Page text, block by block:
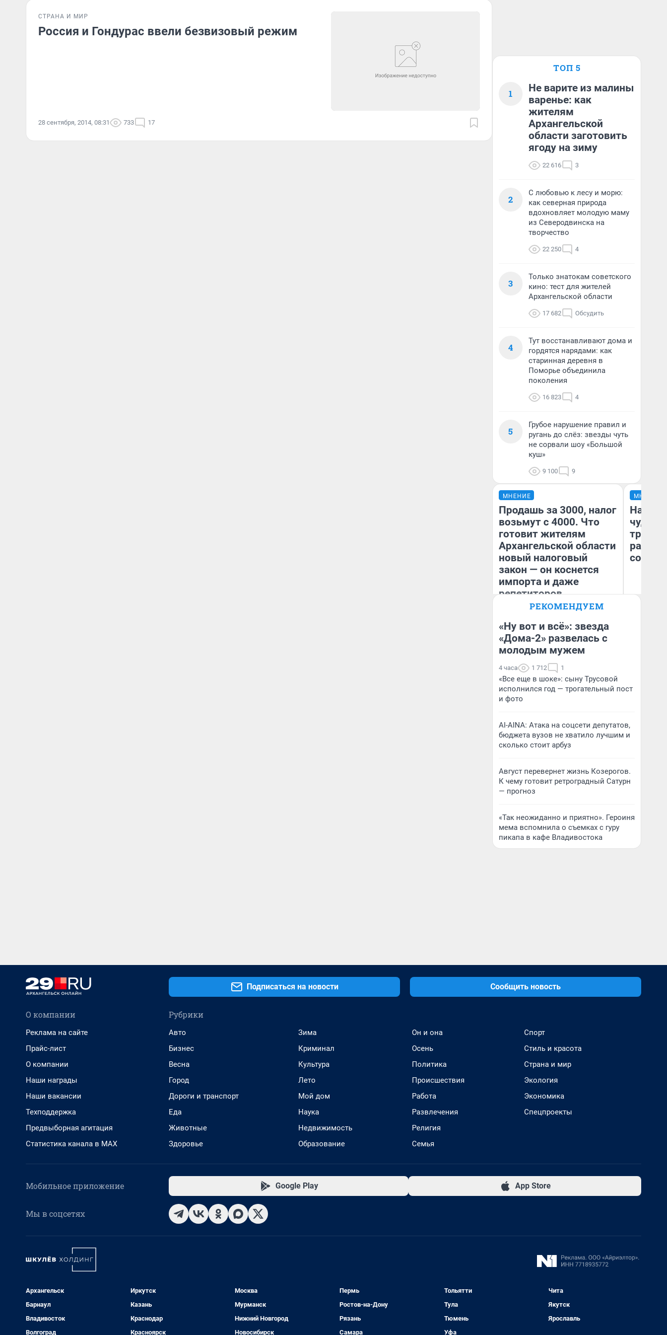
СТРАНА И МИР
Россия и Гондурас ввели безвизовый режим
28 сентября, 2014, 08:31 733 17
ТОП 5
1
Не варите из малины
варенье: как
жителям
Архангельской
области заготовить
ягоду на зиму
22 616 3
2
С любовью к лесу и морю:
как северная природа
вдохновляет молодую маму
из Северодвинска на
творчество
22 250 4
3
Только знатокам советского
кино: тест для жителей
Архангельской области
17 682 Обсудить
4
Тут восстанавливают дома и
гордятся нарядами: как
старинная деревня в
Поморье объединила
поколения
16 823 4
5
Грубое нарушение правил и
ругань до слёз: звезды чуть
не сорвали шоу «Большой
куш»
9 100 9
МНЕНИЕ
Продашь за 3000, налог
возьмут с 4000. Что
готовит жителям
Архангельской области
новый налоговый
закон — он коснется
импорта и даже
репетиторов
Анастасия Завгородняя
МНЕНИЕ
чудом
РЕКОМЕНДУЕМ
«Ну вот и всё»: звезда
«Дома-2» развелась с
молодым мужем
4 часа 1 712 1
«Все еще в шоке»: сыну Трусовой
исполнился год — трогательный пост
и фото
AI-AINA: Атака на соцсети депутатов,
бюджета вузов не хватило лучшим и
сколько стоит арбуз
Август перевернет жизнь Козерогов.
К чему готовит ретроградный Сатурн
— прогноз
«Так неожиданно и приятно». Героиня
мема вспомнила о съемках с гуру
пикапа в кафе Владивостока
Подписаться на новости Сообщить новость
О компании
Реклама на сайте
Прайс-лист
О компании
Наши награды
Наши вакансии
Техподдержка
Предвыборная агитация
Статистика канала в MAX
Рубрики
Авто
Бизнес
Весна
Город
Дороги и транспорт
Еда
Животные
Здоровье
Зима
Криминал
Культура
Лето
Мой дом
Наука
Недвижимость
Образование
Он и она
Осень
Политика
Происшествия
Работа
Развлечения
Религия
Семья
Спорт
Стиль и красота
Страна и мир
Экология
Экономика
Спецпроекты
Мобильное приложение Google Play App Store
Мы в соцсетях
Архангельск
Барнаул
Владивосток
Волгоград
Иркутск
Казань
Краснодар
Красноярск
Москва
Мурманск
Нижний Новгород
Новосибирск
Пермь
Ростов-на-Дону
Рязань
Самара
Тольятти
Тула
Тюмень
Уфа
Чита
Якутск
Ярославль